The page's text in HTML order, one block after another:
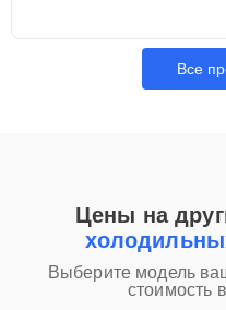
Все
Цены на
Выберите модель
стоимость